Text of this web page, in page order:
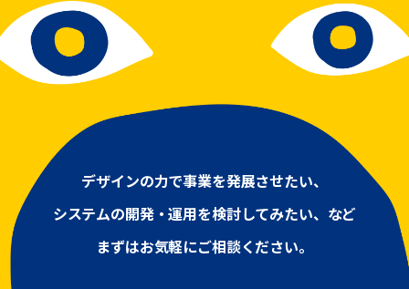
デザインの力で事業を発展させたい、
システムの開発・運用を検討してみたい、など
まずはお気軽にご相談ください。